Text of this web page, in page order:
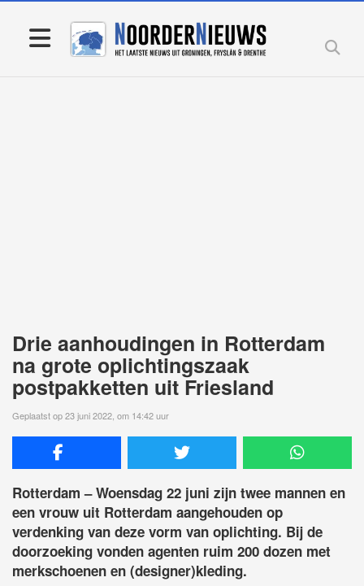
Drie aanhoudingen in Rotterdam
na grote oplichtingszaak
postpakketten uit Friesland
Geplaatst op 23 juni 2022, om 14:42 uur
Rotterdam – Woensdag 22 juni zijn twee mannen en
een vrouw uit Rotterdam aangehouden op
verdenking van deze vorm van oplichting. Bij de
doorzoeking vonden agenten ruim 200 dozen met
merkschoenen en (designer)kleding.